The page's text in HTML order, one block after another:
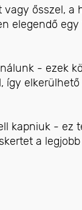
ősszel, a
elegendő egy
- ezek
kapniuk - ez
a